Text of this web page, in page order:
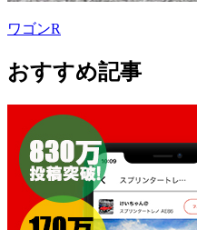
ワゴンR
おすすめ記事